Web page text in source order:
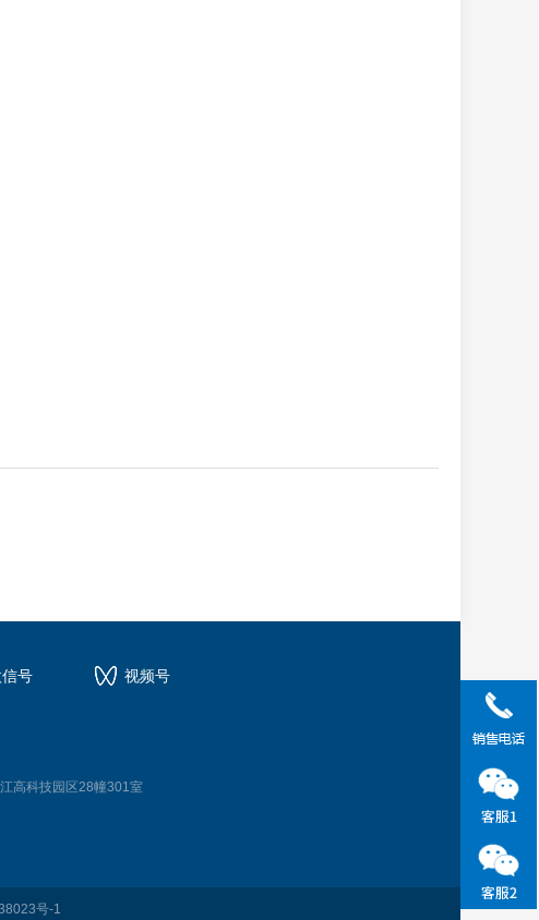
高科技园区28幢301室
号 视频号
号-1